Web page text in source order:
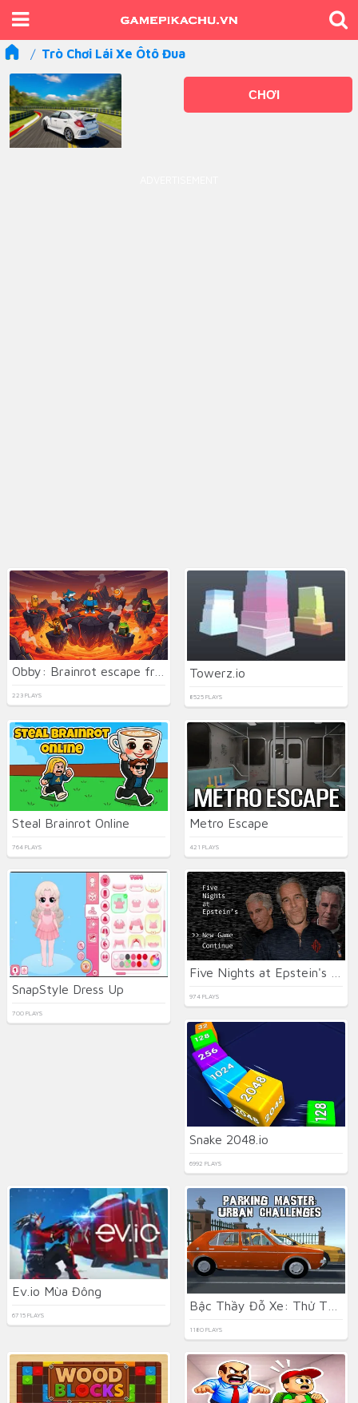
Trò Chơi Lái Xe Ôtô Đua
CHƠI
223 PLAYS
Towerz.io
8525 PLAYS
Steal Brainrot Online
764 PLAYS
Metro Escape
421 PLAYS
SnapStyle Dress Up
700 PLAYS
974 PLAYS
Snake 2048.io
6992 PLAYS
Ev.io Mùa Đông
6715 PLAYS
1180 PLAYS